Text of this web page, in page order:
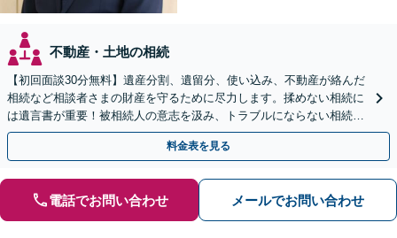
不動産・土地の相続
【初回面談30分無料】遺産分割、遺留分、使い込み、不動産が絡んだ
相続など相談者さまの財産を守るために尽力します。揉めない相続に
は遺言書が重要！被相続人の意志を汲み、トラブルにならない相続の
実現をサポート【休日・夜間面談OK】【電話相談可】
料金表を見る
電話でお問い合わせ メールでお問い合わせ